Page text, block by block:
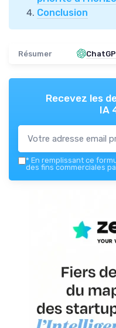
Conclusion
Résumer
Recevez les
IA
* En remplissant ce
des fins commerciales